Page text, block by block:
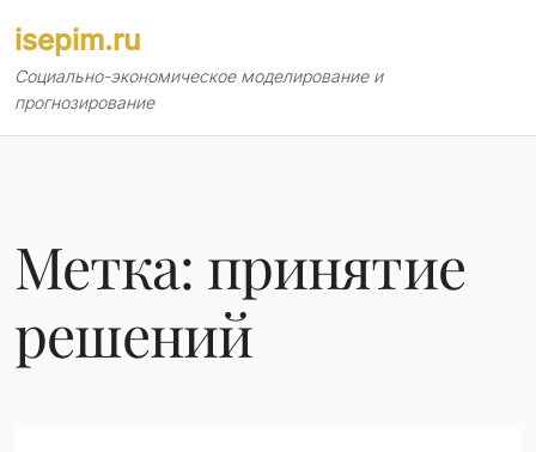
содержимому
isepim.ru
Социально-экономическое моделирование и
прогнозирование
Метка: принятие
решений